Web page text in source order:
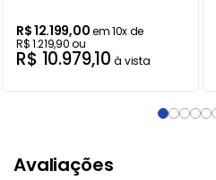
R$12.199,00em10x de
R$1.219,90ou
R$ 10.979,10 à vista
Avaliações